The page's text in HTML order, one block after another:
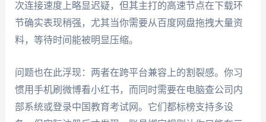
次连接速度上略显迟疑，但其主打的高速节点在下载环
节确实表现稍强，尤其当你需要从百度网盘拖拽大量资
料，等待时间能被明显压缩。
问题也在此浮现：两者在跨平台兼容上的割裂感。你习
惯用手机刷微博看小红书，而同时需要在电脑查公司内
部系统或登录中国教育考试网。它们都标榜支持多设